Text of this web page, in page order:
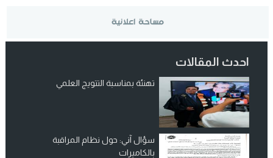
احدث المقالات
تهنئة بمناسبة التتويج العلمي
سؤال آني: حول نظام المراقبة
بالكاميرات